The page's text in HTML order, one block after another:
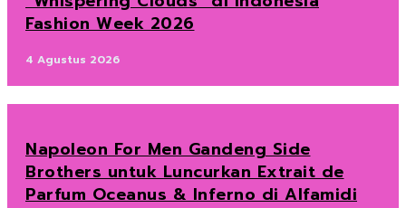
Fashion Week 2026
4 Agustus 2026
Napoleon For Men Gandeng Side
Brothers untuk Luncurkan Extrait de
Parfum Oceanus & Inferno di Alfamidi